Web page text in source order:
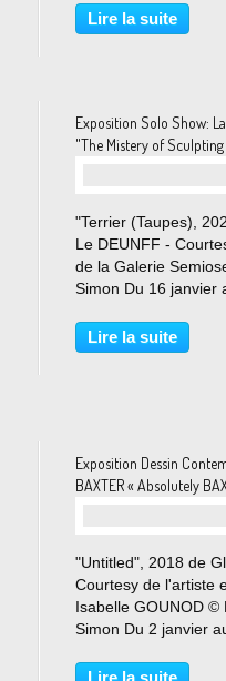
Marcus Jansen sans
intense parcours de
Lire la suite
Exposition Solo Show:
"The Mistery of Sculpting
"Terrier (Taupes),
Le DEUNFF -
de la Galerie
Simon Du 16 janvier
labeurs . Mon matou
Nos arts nous
Lire la suite
Exposition Dessin
BAXTER « Absolutely
"Untitled", 2018 de
Courtesy de l'artiste
Isabelle GOUNOD ©
Simon Du 2 janvier
partage son enfance
Lire la suite